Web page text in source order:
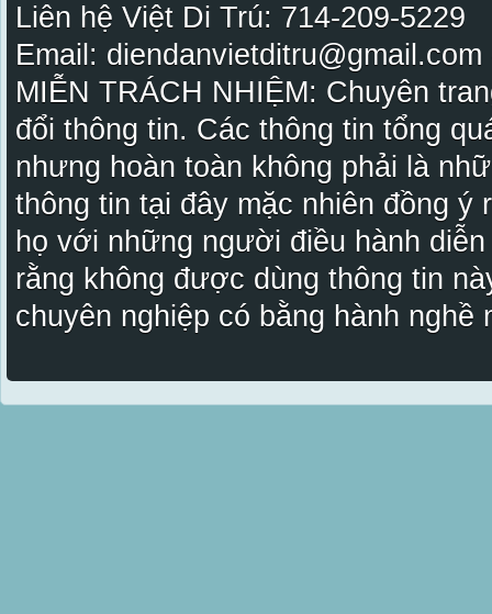
Liên hệ Việt Di Trú: 714-209-5229
Email:
MIỄN TRÁCH NHIỆM: Chuyên
đổi thông tin. Các thông tin tổng
nhưng hoàn toàn không phải là
thông tin tại đây mặc nhiên đồng ý
họ với những người điều hành
rằng không được dùng thông tin
chuyên nghiệp có bằng hành